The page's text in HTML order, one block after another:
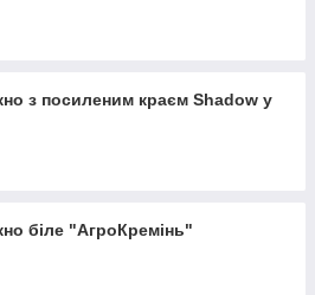
з посиленим краєм Shadow у
біле "АгроКремінь"